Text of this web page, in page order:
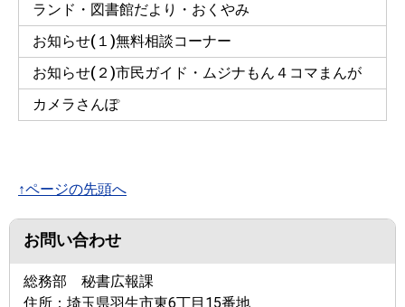
ランド・図書館だより・おくやみ
お知らせ(１)無料相談コーナー
お知らせ(２)市民ガイド・ムジナもん４コマまんが
カメラさんぽ
↑ページの先頭へ
お問い合わせ
総務部 秘書広報課
住所： 埼玉県羽生市東6丁目15番地